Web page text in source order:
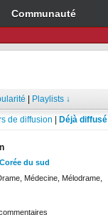
Communauté
Playlists ↓
de diffusion Déjà diffusé
Corée du sud
Médecine, Mélodrame,